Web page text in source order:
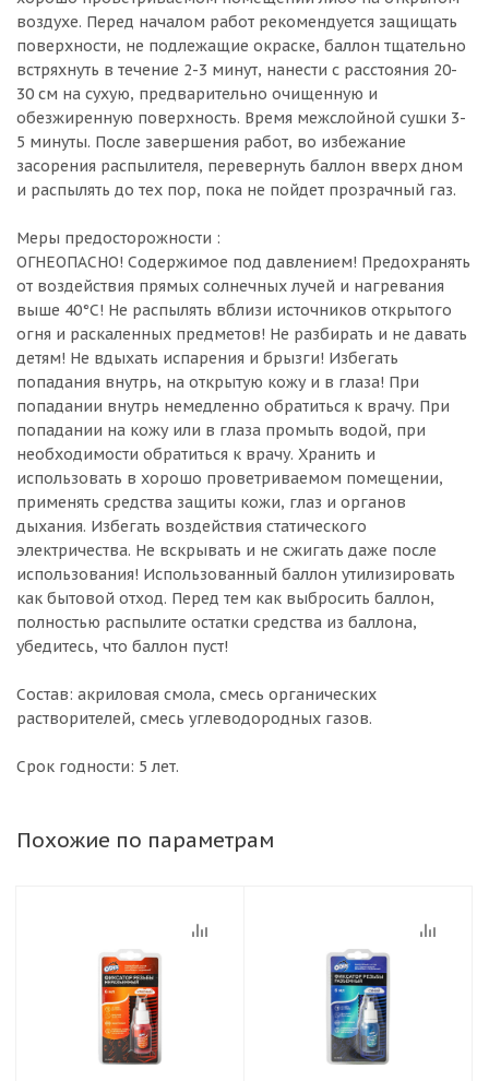
воздухе. Перед началом работ рекомендуется защищать
поверхности, не подлежащие окраске, баллон тщательно
встряхнуть в течение 2-3 минут, нанести с расстояния 20-
30 см на сухую, предварительно очищенную и
обезжиренную поверхность. Время межслойной сушки 3-
5 минуты. После завершения работ, во избежание
засорения распылителя, перевернуть баллон вверх дном
и распылять до тех пор, пока не пойдет прозрачный газ.
Меры предосторожности :
ОГНЕОПАСНО! Содержимое под давлением! Предохранять
от воздействия прямых солнечных лучей и нагревания
выше 40°С! Не распылять вблизи источников открытого
огня и раскаленных предметов! Не разбирать и не давать
детям! Не вдыхать испарения и брызги! Избегать
попадания внутрь, на открытую кожу и в глаза! При
попадании внутрь немедленно обратиться к врачу. При
попадании на кожу или в глаза промыть водой, при
необходимости обратиться к врачу. Хранить и
использовать в хорошо проветриваемом помещении,
применять средства защиты кожи, глаз и органов
дыхания. Избегать воздействия статического
электричества. Не вскрывать и не сжигать даже после
использования! Использованный баллон утилизировать
как бытовой отход. Перед тем как выбросить баллон,
полностью распылите остатки средства из баллона,
убедитесь, что баллон пуст!
Состав: акриловая смола, смесь органических
растворителей, смесь углеводородных газов.
Срок годности: 5 лет.
Похожие по параметрам